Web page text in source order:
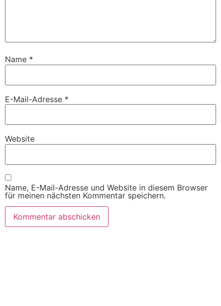
Name *
E-Mail-Adresse *
Website
Name, E-Mail-Adresse und Website in diesem Browser
für meinen nächsten Kommentar speichern.